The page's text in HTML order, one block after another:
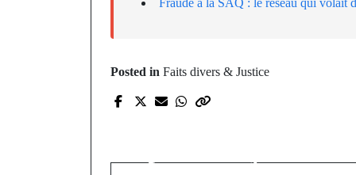
Fraude à la SAQ : le réseau qui volait
Posted in Faits divers & Justice